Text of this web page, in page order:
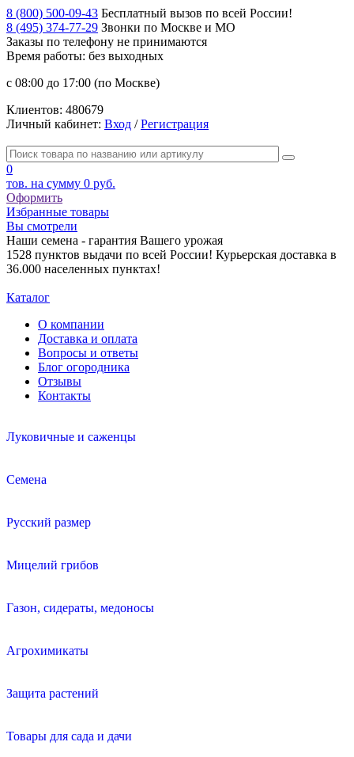
8 (800) 500-09-43 Бесплатный вызов по всей России!
8 (495) 374-77-29 Звонки по Москве и МО
Заказы по телефону не принимаются
Время работы: без выходных
с 08:00 до 17:00 (по Москве)
Клиентов: 480679
Личный кабинет: Вход /Регистрация
0
тов. на сумму 0 руб.
Оформить
Избранные товары
Вы смотрели
Наши семена - гарантия Вашего урожая
1528 пунктов выдачи по всей России! Курьерская доставка в
36.000 населенных пунктах!
Каталог
О компании
Доставка и оплата
Вопросы и ответы
Блог огородника
Отзывы
Контакты
Луковичные и саженцы
Семена
Русский размер
Мицелий грибов
Газон, сидераты, медоносы
Агрохимикаты
Защита растений
Товары для сада и дачи